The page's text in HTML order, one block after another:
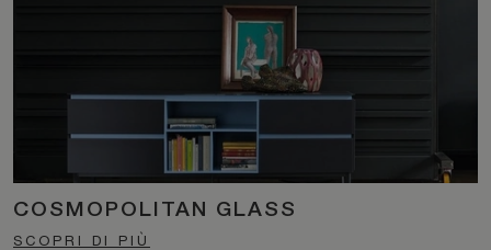
COSMOPOLITAN GLASS
SCOPRI DI PIÙ